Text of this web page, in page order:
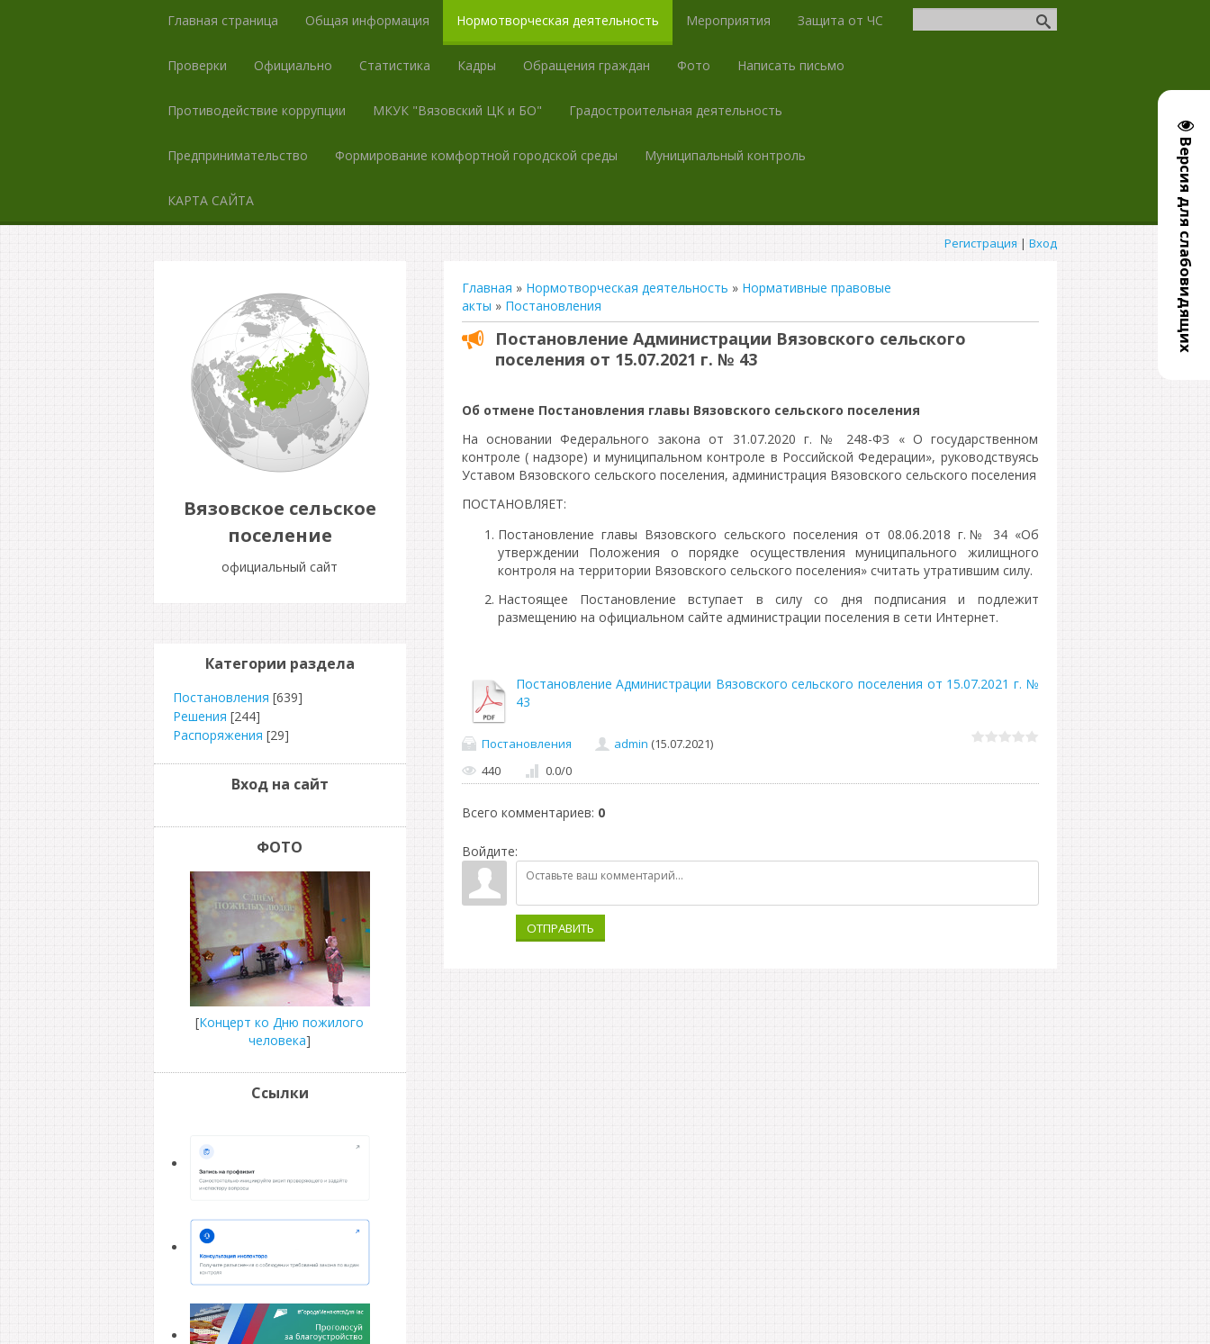
Версия для слабовидящих
Главная страница Общая информация Нормотворческая деятельность Мероприятия Защита от ЧС
Проверки Официально Статистика Кадры Обращения граждан Фото Написать письмо
Противодействие коррупции МКУК "Вязовский ЦК и БО" Градостроительная деятельность
Предпринимательство Формирование комфортной городской среды Муниципальный контроль
КАРТА САЙТА
Регистрация | Вход
Вязовское сельское
поселение
официальный сайт
Главная » Нормотворческая деятельность » Нормативные правовые
акты » Постановления
Постановление Администрации Вязовского сельского
поселения от 15.07.2021 г. № 43
Об отмене Постановления главы Вязовского сельского поселения
На основании Федерального закона от 31.07.2020 г. № 248-ФЗ « О государственном
контроле ( надзоре) и муниципальном контроле в Российской Федерации», руководствуясь
Уставом Вязовского сельского поселения, администрация Вязовского сельского поселения
ПОСТАНОВЛЯЕТ:
Постановление главы Вязовского сельского поселения от 08.06.2018 г.№ 34 «Об
утверждении Положения о порядке осуществления муниципального жилищного
контроля на территории Вязовского сельского поселения» считать утратившим силу.
Настоящее Постановление вступает в силу со дня подписания и подлежит
размещению на официальном сайте администрации поселения в сети Интернет.
Постановление Администрации Вязовского сельского поселения от 15.07.2021 г. №
43
Постановления admin (15.07.2021)
440
0.0/0
Всего комментариев: 0
Войдите:
ОТПРАВИТЬ
Категории раздела
Постановления [639]
Решения [244]
Распоряжения [29]
Вход на сайт
ФОТО
[Концерт ко Дню пожилого
человека]
Ссылки